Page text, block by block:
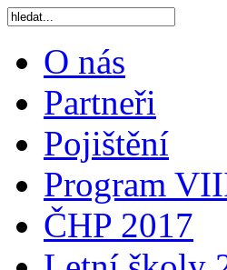
O nás
Partneři
Pojištění
Program
ČHP 2017